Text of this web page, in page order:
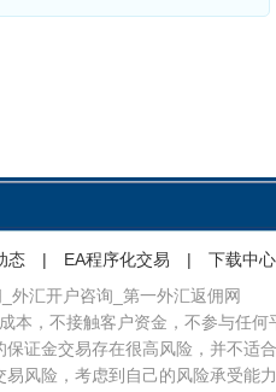
态 | EA程序化交易 | 下载中心
外汇开户咨询_第一外汇返佣网
本，不接触客户资金，不参与任何
证金交易存在很高风险，并不适
风险，考虑到自己的风险承受能